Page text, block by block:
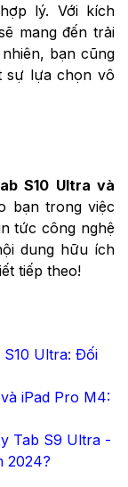
lý. Với kích
mang đến trải
bạn cũng
sự lựa chọn vô
S10 Ultra và
bạn trong việc
tức công nghệ
dung hữu ích
tiếp theo!
S10 Ultra: Đối
iPad Pro M4:
Tab S9 Ultra -
2024?